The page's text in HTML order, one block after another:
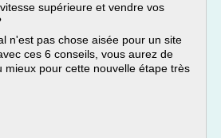
supérieure et vendre vos
n'est pas chose aisée pour un site
ces 6 conseils, vous aurez de
mieux pour cette nouvelle étape très